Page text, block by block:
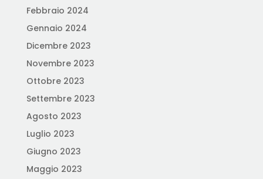
Febbraio 2024
Gennaio 2024
Dicembre 2023
Novembre 2023
Ottobre 2023
Settembre 2023
Agosto 2023
Luglio 2023
Giugno 2023
Maggio 2023